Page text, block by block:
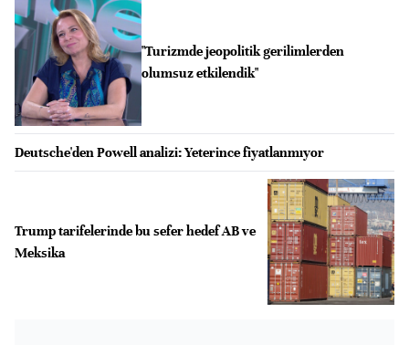
"Turizmde jeopolitik gerilimlerden
olumsuz etkilendik"
Deutsche'den Powell analizi: Yeterince fiyatlanmıyor
Trump tarifelerinde bu sefer hedef AB ve
Meksika